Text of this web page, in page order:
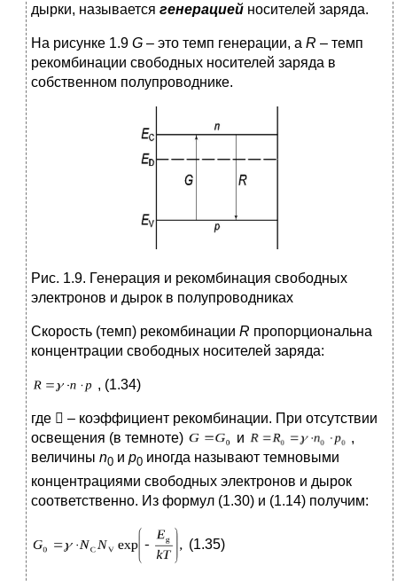
дырки, называется генерацией носителей заряда.
На рисунке 1.9 G – это темп генерации, а R – темп
рекомбинации свободных носителей заряда в
собственном полупроводнике.
Рис. 1.9. Генерация и рекомбинация свободных
электронов и дырок в полупроводниках
Скорость (темп) рекомбинации R пропорциональна
концентрации свободных носителей заряда:
, (1.34)
где  – коэффициент рекомбинации. При отсутствии
освещения (в темноте)
и
,
величины n0 и p0 иногда называют темновыми
концентрациями свободных электронов и дырок
соответственно. Из формул (1.30) и (1.14) получим:
(1.35)